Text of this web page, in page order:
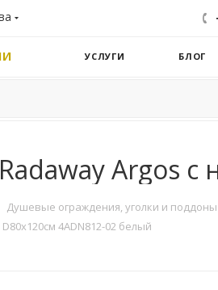
УСЛУГИ БЛОГ
Argos с
Душевые ограждения, уголки и поддоны
4ADN812-02 белый